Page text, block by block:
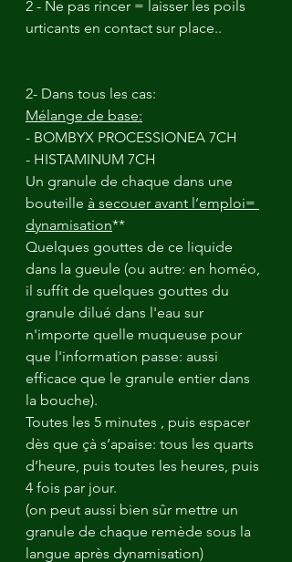
2 - Ne pas rincer = laisser les poils
urticants en contact sur place..
2- Dans tous les cas:
Mélange de base:
- BOMBYX PROCESSIONEA 7CH
- HISTAMINUM 7CH
Un granule de chaque dans une
bouteille à secouer avant l’emploi=
dynamisation**
Quelques gouttes de ce liquide
dans la gueule (ou autre: en homéo,
il suffit de quelques gouttes du
granule dilué dans l'eau sur
n'importe quelle muqueuse pour
que l'information passe: aussi
efficace que le granule entier dans
la bouche).
Toutes les 5 minutes , puis espacer
dès que çà s’apaise: tous les quarts
d’heure, puis toutes les heures, puis
4 fois par jour.
(on peut aussi bien sûr mettre un
granule de chaque remède sous la
langue après dynamisation)